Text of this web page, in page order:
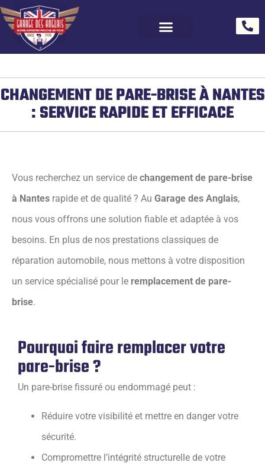
CHANGEMENT DE PARE-BRISE À NANTES
: SERVICE RAPIDE ET EFFICACE
Vous recherchez un service de changement de pare-brise
à Nantes rapide et de qualité ? Au Garage des Anglais,
nous vous offrons une solution fiable et adaptée à vos
besoins. En plus de nos prestations classiques de
réparation automobile, nous mettons à votre disposition
un service spécialisé pour le remplacement de pare-
brise.
Pourquoi faire remplacer votre
pare-brise ?
Un pare-brise fissuré ou endommagé peut :
Réduire votre visibilité et mettre en danger votre
sécurité.
Compromettre l’intégrité structurelle de votre